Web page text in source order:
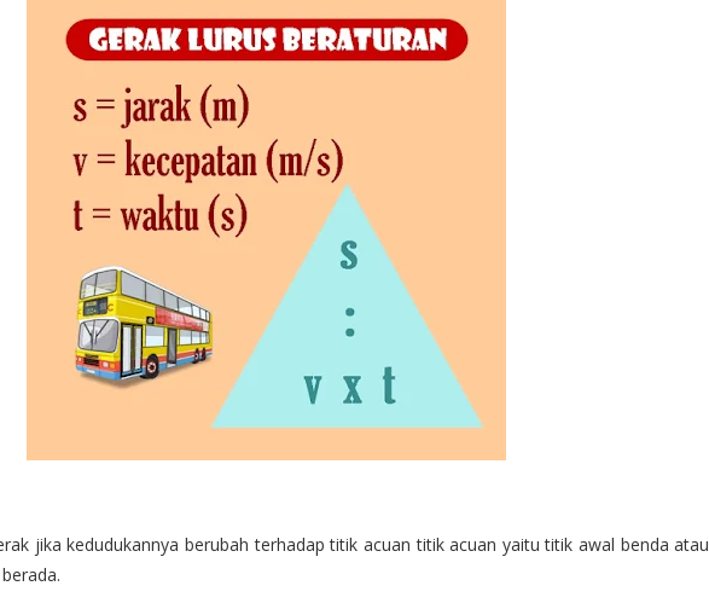
jika kedudukannya berubah terhadap titik acuan titik acuan yaitu titik awal benda atau